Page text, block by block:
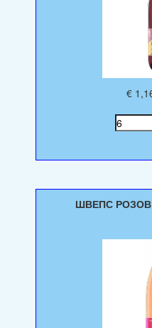
€
ШВЕПС РОЗОВ